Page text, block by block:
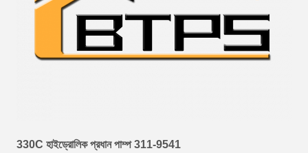
330C হাইড্রোলিক প্রধান পাম্প 311-9541